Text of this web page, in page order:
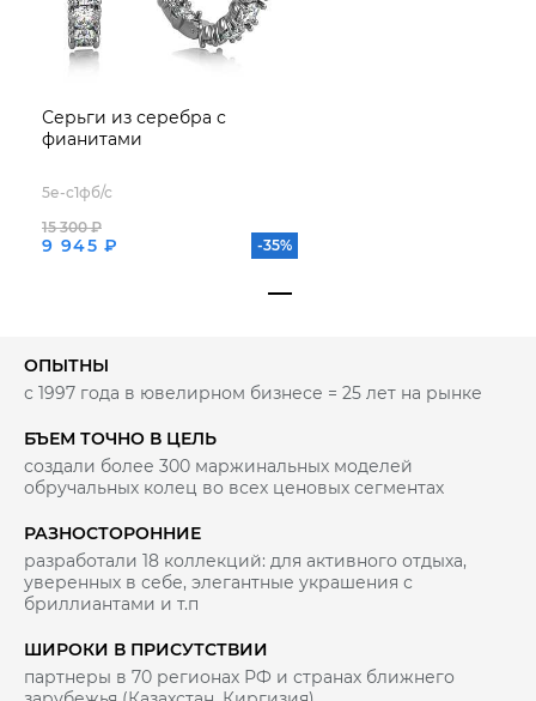
Серьги из серебра с
фианитами
5е-с1фб/с
9 945 ₽
15 300 ₽
-35%
ОПЫТНЫ
с 1997 года в ювелирном бизнесе = 25 лет на рынке
БЪЕМ ТОЧНО В ЦЕЛЬ
создали более 300 маржинальных моделей
обручальных колец во всех ценовых сегментах
РАЗНОСТОРОННИЕ
разработали 18 коллекций: для активного отдыха,
уверенных в себе, элегантные украшения с
бриллиантами и т.п
ШИРОКИ В ПРИСУТСТВИИ
партнеры в 70 регионах РФ и странах ближнего